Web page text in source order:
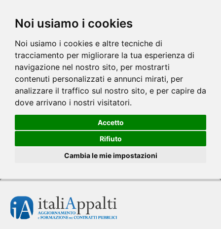
Noi usiamo i cookies
Noi usiamo i cookies e altre tecniche di
tracciamento per migliorare la tua esperienza di
navigazione nel nostro sito, per mostrarti
contenuti personalizzati e annunci mirati, per
analizzare il traffico sul nostro sito, e per capire da
dove arrivano i nostri visitatori.
Accetto
Rifiuto
Cambia le mie impostazioni